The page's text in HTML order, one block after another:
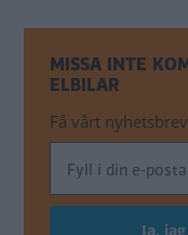
MISSA INTE
ELBILAR
Få vårt